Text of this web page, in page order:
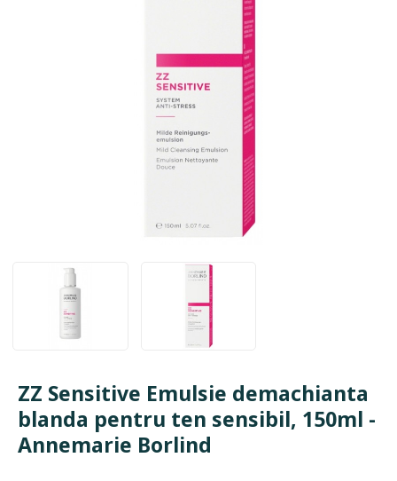
ZZ Sensitive Emulsie demachianta
blanda pentru ten sensibil, 150ml -
Annemarie Borlind